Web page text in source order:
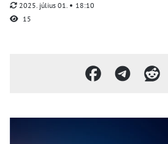
2025. július 01.
18:10
15